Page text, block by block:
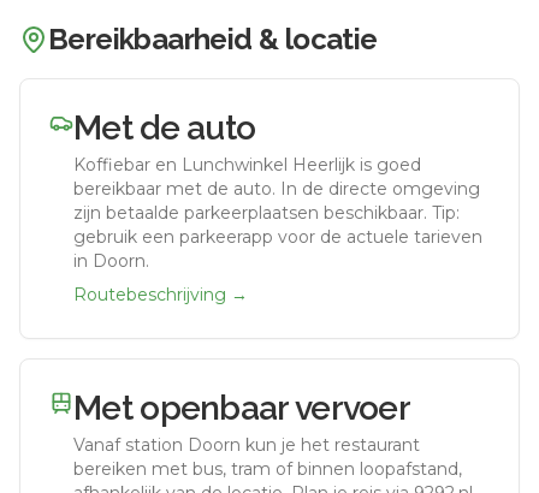
Bereikbaarheid & locatie
Met de auto
Koffiebar en Lunchwinkel Heerlijk is goed
bereikbaar met de auto. In de directe omgeving
zijn betaalde parkeerplaatsen beschikbaar. Tip:
gebruik een parkeerapp voor de actuele tarieven
in Doorn.
Routebeschrijving →
Met openbaar vervoer
Vanaf station Doorn kun je het restaurant
bereiken met bus, tram of binnen loopafstand,